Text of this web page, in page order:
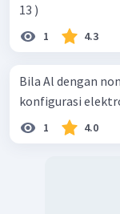
13 )
1 4.3
Bila Al dengan
konfigurasi
1 4.0